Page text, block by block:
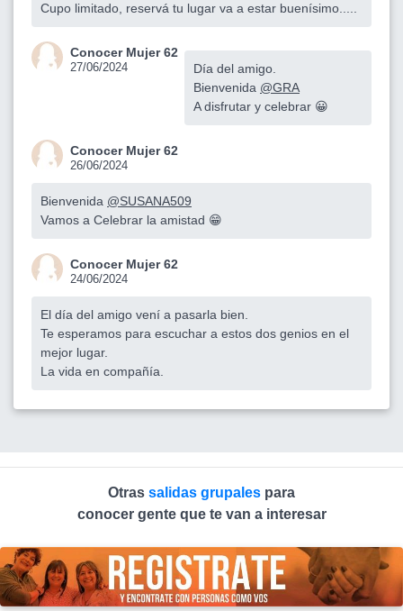
Cupo limitado, reservá tu lugar va a estar buenísimo.....
Conocer Mujer 62
27/06/2024
Día del amigo.
Bienvenida @GRA
A disfrutar y celebrar 😀
Conocer Mujer 62
26/06/2024
Bienvenida @SUSANA509
Vamos a Celebrar la amistad 😁
Conocer Mujer 62
24/06/2024
El día del amigo vení a pasarla bien.
Te esperamos para escuchar a estos dos genios en el
mejor lugar.
La vida en compañía.
Otras salidas grupales para
conocer gente que te van a interesar